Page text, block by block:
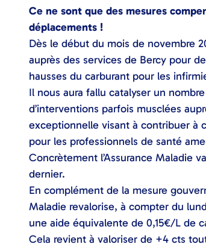
Ce ne sont que des mesures
déplacements !
Dès le début du mois de novembre
auprès des services de Bercy pour
hausses du carburant pour les
Il nous aura fallu catalyser un
d’interventions parfois musclées
exceptionnelle visant à contribuer à
pour les professionnels de santé
Concrètement l’Assurance Maladie
dernier.
En complément de la mesure
Maladie revalorise, à compter du
une aide équivalente de 0,15€/L de
Cela revient à valoriser de +4 cts